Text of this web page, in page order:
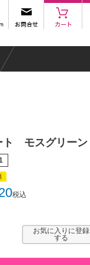
ト モスグリーン
税込
お気に入りに登録
する